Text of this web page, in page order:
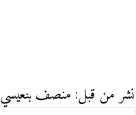
نشر من قبل: منصف بنعيسي